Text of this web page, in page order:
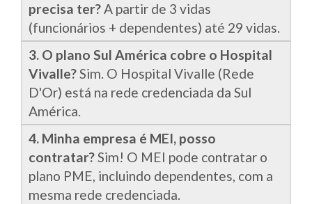
precisa ter?A partir de 3 vidas
(funcionários + dependentes) até 29 vidas.
3. O plano Sul América cobre o Hospital
Vivalle?Sim. O Hospital Vivalle (Rede
D'Or) está na rede credenciada da Sul
América.
4. Minha empresa é MEI, posso
contratar?Sim! O MEI pode contratar o
plano PME, incluindo dependentes, com a
mesma rede credenciada.